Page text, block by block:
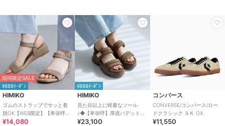
期間限定SALE
¥888ｸｰﾎﾟﾝ
HIMIKO
ゴムのストラップでサッと着
脱OK【WEB限定】【卑弥呼
26SS】ゴムストラップサンダ
¥14,080
¥888ｸｰﾎﾟﾝ
HIMIKO
見た目以上に軽量なソール
♪◆【卑弥呼】厚底パデットサ
ンダル/661201
¥23,100
コンバース
CONVERSE/コンバース/ロー
ドクラシック ＳＫ OX
¥11,550